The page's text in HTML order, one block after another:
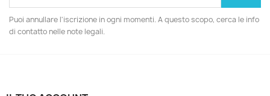
Puoi annullare l'iscrizione in ogni momenti. A questo scopo, cerca le info
di contatto nelle note legali.